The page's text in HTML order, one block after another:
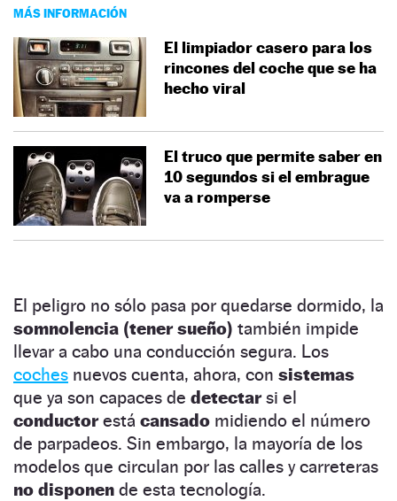
MÁS INFORMACIÓN
El limpiador casero para los
rincones del coche que se ha
hecho viral
El truco que permite saber en
10 segundos si el embrague
va a romperse
El peligro no sólo pasa por quedarse dormido, la
somnolencia (tener sueño) también impide
llevar a cabo una conducción segura. Los
coches nuevos cuenta, ahora, con sistemas
que ya son capaces de detectarsi el
conductorestá cansado midiendo el número
de parpadeos. Sin embargo, la mayoría de los
modelos que circulan por las calles y carreteras
no disponen de esta tecnología.